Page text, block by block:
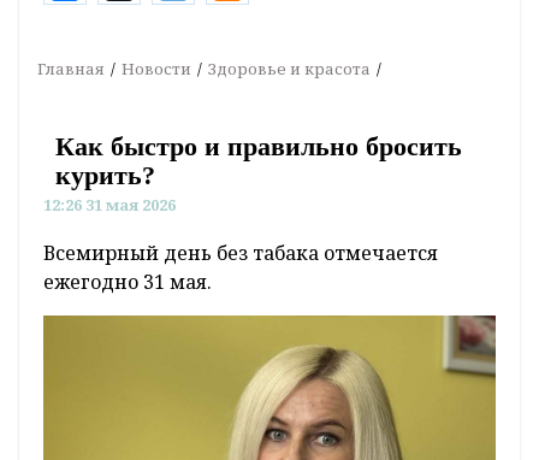
Главная Новости Здоровье и красота
Как быстро и правильно бросить
курить?
12:26 31 мая 2026
Всемирный день без табака отмечается
ежегодно 31 мая.